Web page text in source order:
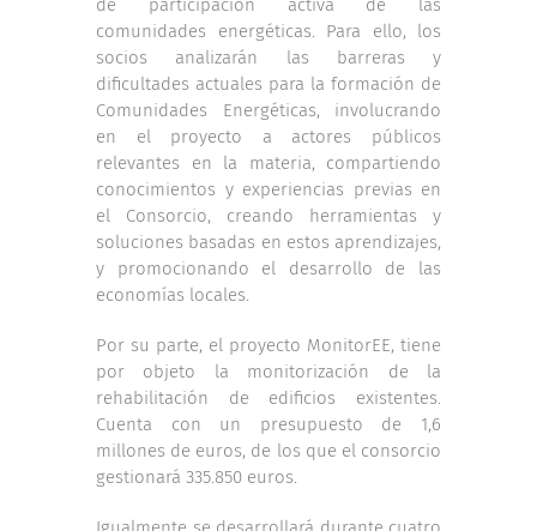
de participación activa de las
comunidades energéticas. Para ello, los
socios analizarán las barreras y
dificultades actuales para la formación de
Comunidades Energéticas, involucrando
en el proyecto a actores públicos
relevantes en la materia, compartiendo
conocimientos y experiencias previas en
el Consorcio, creando herramientas y
soluciones basadas en estos aprendizajes,
y promocionando el desarrollo de las
economías locales.
Por su parte, el proyecto MonitorEE, tiene
por objeto la monitorización de la
rehabilitación de edificios existentes.
Cuenta con un presupuesto de 1,6
millones de euros, de los que el consorcio
gestionará 335.850 euros.